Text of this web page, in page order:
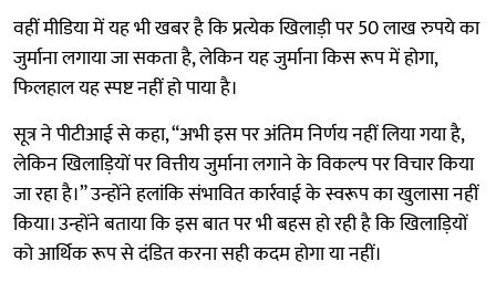
वहीं मीडिया में यह भी खबर है कि प्रत्येक खिलाड़ी पर 50 लाख रुपये का
जुर्माना लगाया जा सकता है, लेकिन यह जुर्माना किस रूप में होगा,
फिलहाल यह स्पष्ट नहीं हो पाया है।
सूत्र ने पीटीआई से कहा, “अभी इस पर अंतिम निर्णय नहीं लिया गया है,
लेकिन खिलाड़ियों पर वित्तीय जुर्माना लगाने के विकल्प पर विचार किया
जा रहा है।” उन्होंने हलांकि संभावित कार्रवाई के स्वरूप का खुलासा नहीं
किया। उन्होंने बताया कि इस बात पर भी बहस हो रही है कि खिलाड़ियों
को आर्थिक रूप से दंडित करना सही कदम होगा या नहीं।